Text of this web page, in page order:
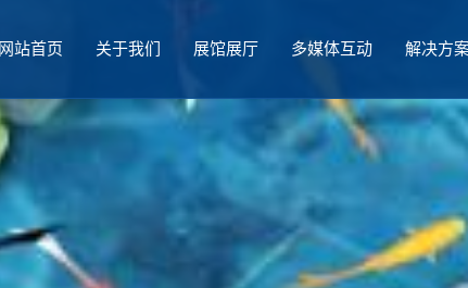
网站首页 关于我们 展馆展厅 多媒体互动 解决方